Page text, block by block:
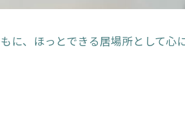
に、ほっとできる居場所として心